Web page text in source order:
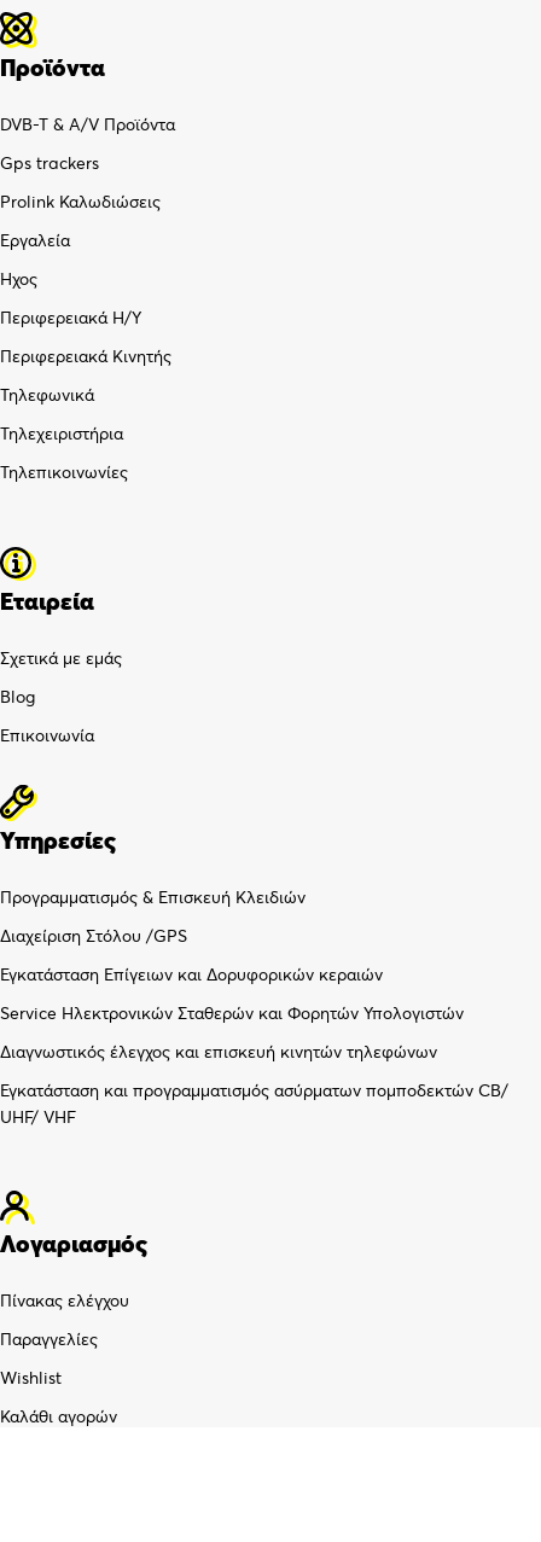
Προϊόντα
DVB-T & A/V Προϊόντα
Gps trackers
Prolink Καλωδιώσεις
Εργαλεία
Ήχος
Περιφερειακά Η/Υ
Περιφερειακά Κινητής
Τηλεφωνικά
Τηλεχειριστήρια
Τηλεπικοινωνίες
Εταιρεία
Σχετικά με εμάς
Blog
Επικοινωνία
Υπηρεσίες
Προγραμματισμός & Επισκευή Κλειδιών
Διαχείριση Στόλου /GPS
Εγκατάσταση Επίγειων και Δορυφορικών κεραιών
Service Ηλεκτρονικών Σταθερών και Φορητών Υπολογιστών
Διαγνωστικός έλεγχος και επισκευή κινητών τηλεφώνων
Εγκατάσταση και προγραμματισμός ασύρματων πομποδεκτών CB/
UHF/ VHF
Λογαριασμός
Πίνακας ελέγχου
Παραγγελίες
Wishlist
Καλάθι αγορών